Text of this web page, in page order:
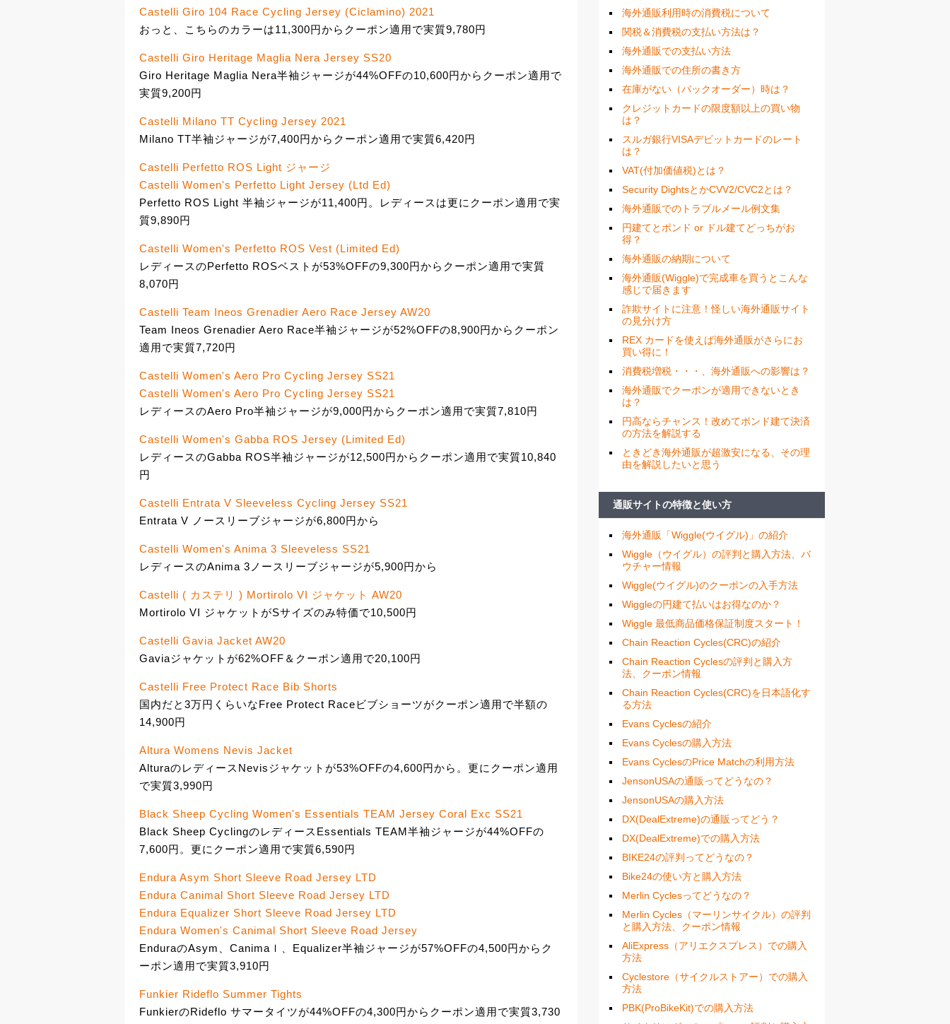
Castelli Giro 104 Race Cycling Jersey (Ciclamino) 2021
おっと、こちらのカラーは11,300円からクーポン適用で実質9,780円
Castelli Giro Heritage Maglia Nera Jersey SS20
Giro Heritage Maglia Nera半袖ジャージが44%OFFの10,600円からクーポン適用で
実質9,200円
Castelli Milano TT Cycling Jersey 2021
Milano TT半袖ジャージが7,400円からクーポン適用で実質6,420円
Castelli Perfetto ROS Light ジャージ
Castelli Women's Perfetto Light Jersey (Ltd Ed)
Perfetto ROS Light 半袖ジャージが11,400円。レディースは更にクーポン適用で実
質9,890円
Castelli Women's Perfetto ROS Vest (Limited Ed)
レディースのPerfetto ROSベストが53%OFFの9,300円からクーポン適用で実質
8,070円
Castelli Team Ineos Grenadier Aero Race Jersey AW20
Team Ineos Grenadier Aero Race半袖ジャージが52%OFFの8,900円からクーポン
適用で実質7,720円
Castelli Women's Aero Pro Cycling Jersey SS21
Castelli Women's Aero Pro Cycling Jersey SS21
レディースのAero Pro半袖ジャージが9,000円からクーポン適用で実質7,810円
Castelli Women's Gabba ROS Jersey (Limited Ed)
レディースのGabba ROS半袖ジャージが12,500円からクーポン適用で実質10,840
円
Castelli Entrata V Sleeveless Cycling Jersey SS21
Entrata V ノースリーブジャージが6,800円から
Castelli Women's Anima 3 Sleeveless SS21
レディースのAnima 3ノースリーブジャージが5,900円から
Castelli ( カステリ ) Mortirolo VI ジャケット AW20
Mortirolo VI ジャケットがSサイズのみ特価で10,500円
Castelli Gavia Jacket AW20
Gaviaジャケットが62%OFF＆クーポン適用で20,100円
Castelli Free Protect Race Bib Shorts
国内だと3万円くらいなFree Protect Raceビブショーツがクーポン適用で半額の
14,900円
Altura Womens Nevis Jacket
AlturaのレディースNevisジャケットが53%OFFの4,600円から。更にクーポン適用
で実質3,990円
Black Sheep Cycling Women's Essentials TEAM Jersey Coral Exc SS21
Black Sheep CyclingのレディースEssentials TEAM半袖ジャージが44%OFFの
7,600円。更にクーポン適用で実質6,590円
Endura Asym Short Sleeve Road Jersey LTD
Endura Canimal Short Sleeve Road Jersey LTD
Endura Equalizer Short Sleeve Road Jersey LTD
Endura Women's Canimal Short Sleeve Road Jersey
EnduraのAsym、Canimaｌ、Equalizer半袖ジャージが57%OFFの4,500円からク
ーポン適用で実質3,910円
Funkier Rideflo Summer Tights
FunkierのRideflo サマータイツが44%OFFの4,300円からクーポン適用で実質3,730
海外通販利用時の消費税について
関税＆消費税の支払い方法は？
海外通販での支払い方法
海外通販での住所の書き方
在庫がない（バックオーダー）時は？
クレジットカードの限度額以上の買い物
は？
スルガ銀行VISAデビットカードのレート
は？
VAT(付加価値税)とは？
Security DightsとかCVV2/CVC2とは？
海外通販でのトラブルメール例文集
円建てとポンド or ドル建てどっちがお
得？
海外通販の納期について
海外通販(Wiggle)で完成車を買うとこんな
感じで届きます
詐欺サイトに注意！怪しい海外通販サイト
の見分け方
REX カードを使えば海外通販がさらにお
買い得に！
消費税増税・・・、海外通販への影響は？
海外通販でクーポンが適用できないとき
は？
円高ならチャンス！改めてポンド建て決済
の方法を解説する
ときどき海外通販が超激安になる、その理
由を解説したいと思う
通販サイトの特徴と使い方
海外通販「Wiggle(ウイグル)」の紹介
Wiggle（ウイグル）の評判と購入方法、バ
ウチャー情報
Wiggle(ウイグル)のクーポンの入手方法
Wiggleの円建て払いはお得なのか？
Wiggle 最低商品価格保証制度スタート！
Chain Reaction Cycles(CRC)の紹介
Chain Reaction Cyclesの評判と購入方
法、クーポン情報
Chain Reaction Cycles(CRC)を日本語化す
る方法
Evans Cyclesの紹介
Evans Cyclesの購入方法
Evans CyclesのPrice Matchの利用方法
JensonUSAの通販ってどうなの？
JensonUSAの購入方法
DX(DealExtreme)の通販ってどう？
DX(DealExtreme)での購入方法
BIKE24の評判ってどうなの？
Bike24の使い方と購入方法
Merlin Cyclesってどうなの？
Merlin Cycles（マーリンサイクル）の評判
と購入方法、クーポン情報
AliExpress（アリエクスプレス）での購入
方法
Cyclestore（サイクルストアー）での購入
方法
PBK(ProBikeKit)での購入方法